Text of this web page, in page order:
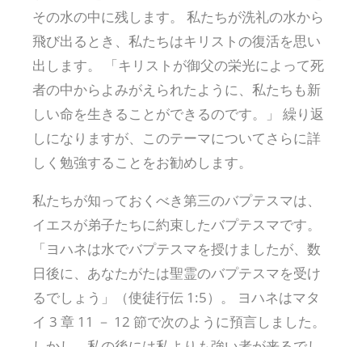
その水の中に残します。 私たちが洗礼の水から
飛び出るとき、私たちはキリストの復活を思い
出します。 「キリストが御父の栄光によって死
者の中からよみがえられたように、私たちも新
しい命を生きることができるのです。」 繰り返
しになりますが、このテーマについてさらに詳
しく勉強することをお勧めします。
私たちが知っておくべき第三のバプテスマは、
イエスが弟子たちに約束したバプテスマです。
「ヨハネは水でバプテスマを授けましたが、数
日後に、あなたがたは聖霊のバプテスマを受け
るでしょう」（使徒行伝 1:5）。 ヨハネはマタ
イ 3 章 11 － 12 節で次のように預言しました。